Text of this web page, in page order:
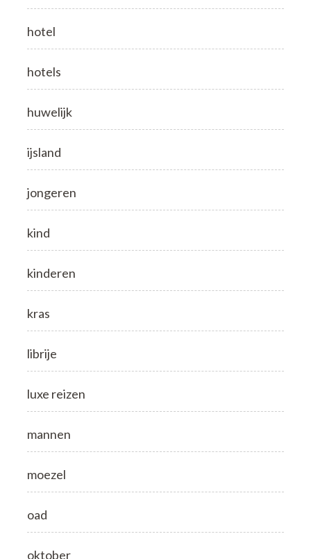
hotel
hotels
huwelijk
ijsland
jongeren
kind
kinderen
kras
librije
luxe reizen
mannen
moezel
oad
oktober